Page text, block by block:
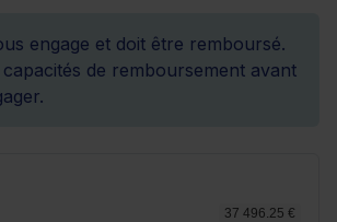
engage et doit être remboursé.
de remboursement avant
37 496.25 €